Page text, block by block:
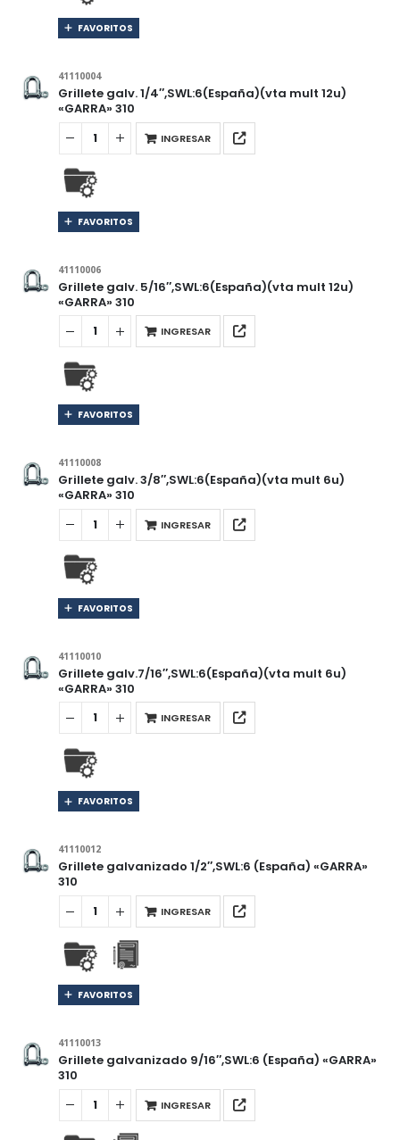
FAVORITOS
41110004
Grillete galv. 1/4″,SWL:6(España)(vta mult 12u)
«GARRA» 310
INGRESAR
FAVORITOS
41110006
Grillete galv. 5/16″,SWL:6(España)(vta mult 12u)
«GARRA» 310
INGRESAR
FAVORITOS
41110008
Grillete galv. 3/8″,SWL:6(España)(vta mult 6u)
«GARRA» 310
INGRESAR
FAVORITOS
41110010
Grillete galv.7/16″,SWL:6(España)(vta mult 6u)
«GARRA» 310
INGRESAR
FAVORITOS
41110012
Grillete galvanizado 1/2″,SWL:6 (España) «GARRA»
310
INGRESAR
FAVORITOS
41110013
Grillete galvanizado 9/16″,SWL:6 (España) «GARRA»
310
INGRESAR